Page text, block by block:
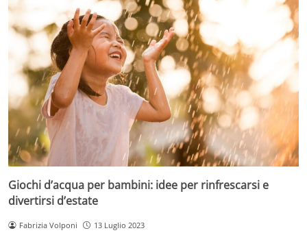
Giochi d’acqua per bambini: idee per rinfrescarsi e
divertirsi d’estate
Fabrizia Volponi 13 Luglio 2023